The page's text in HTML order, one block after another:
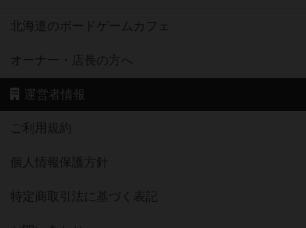
北海道のボードゲームカフェ
オーナー・店長の方へ
運営者情報
ご利用規約
個人情報保護方針
特定商取引法に基づく表記